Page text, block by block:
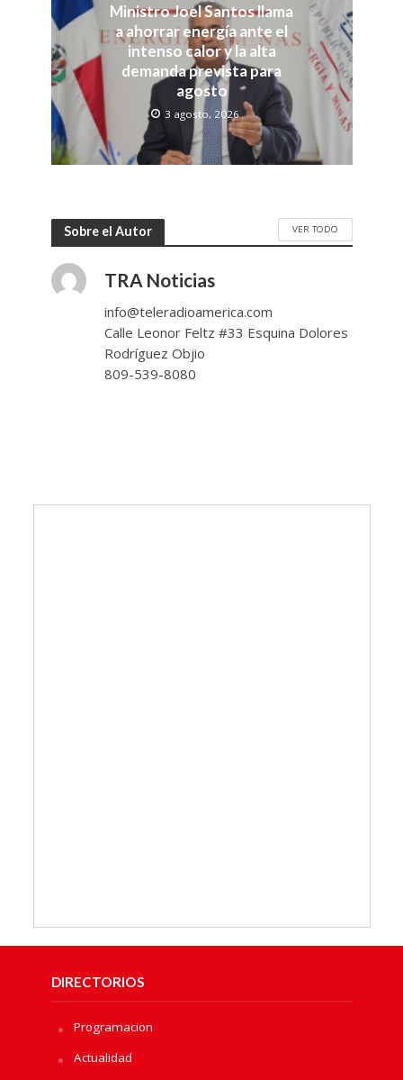
Ministro Joel Santos llama
a ahorrar energía ante el
intenso calor y la alta
demanda prevista para
agosto
3 agosto, 2026
Sobre el Autor VER TODO
TRA Noticias
info@teleradioamerica.com
Calle Leonor Feltz #33 Esquina Dolores
Rodríguez Objio
809-539-8080
DIRECTORIOS
Programacion
Actualidad